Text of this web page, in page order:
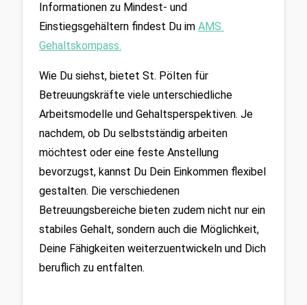
Informationen zu Mindest- und
Einstiegsgehältern findest Du im AMS
Gehaltskompass.
Wie Du siehst, bietet St. Pölten für
Betreuungskräfte viele unterschiedliche
Arbeitsmodelle und Gehaltsperspektiven. Je
nachdem, ob Du selbstständig arbeiten
möchtest oder eine feste Anstellung
bevorzugst, kannst Du Dein Einkommen flexibel
gestalten. Die verschiedenen
Betreuungsbereiche bieten zudem nicht nur ein
stabiles Gehalt, sondern auch die Möglichkeit,
Deine Fähigkeiten weiterzuentwickeln und Dich
beruflich zu entfalten.